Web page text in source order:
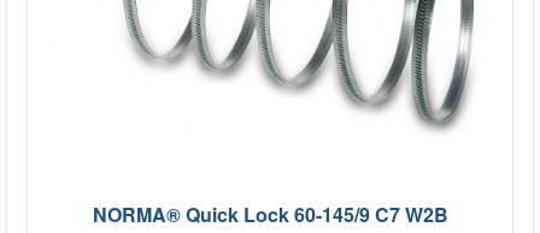
NORMA® Quick Lock 60-145/9 C7 W2B